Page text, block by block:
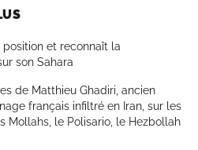
position et reconnaît la
son Sahara
de Matthieu Ghadiri, ancien
français infiltré en Iran, sur les
Mollahs, le Polisario, le Hezbollah